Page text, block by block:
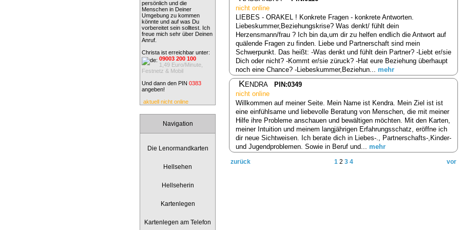
persönlich und die
Menschen in Deiner
Umgebung zu kommen
könnte und auf was Du
vorbereitet sein solltest. Ich
freue mich sehr über Deinen
Anruf.
Christa ist erreichbar unter:
09003 200 100
1,49 Euro/Minute,
Festnetz & Mobil
Und dann den PIN 0383
angeben!
aktuell nicht online
Navigation
Die Lenormandkarten
Hellsehen
Hellseherin
Kartenlegen
Kartenlegen am Telefon
nicht online
LIEBES - ORAKEL ! Konkrete Fragen - konkrete Antworten.
Liebeskummer,Beziehungskrise? Was denkt/ fühlt dein
Herzensmann/frau ? Ich bin da,um dir zu helfen endlich die Antwort auf
quälende Fragen zu finden. Liebe und Partnerschaft sind mein
Schwerpunkt. Das heißt: -Was denkt und fühlt dein Partner? -Liebt er/sie
Dich oder nicht? -Kommt er/sie züruck? -Hat eure Beziehung überhaupt
noch eine Chance? -Liebeskummer,Beziehun... mehr
Kendra
PIN:0349
nicht online
Willkommen auf meiner Seite. Mein Name ist Kendra. Mein Ziel ist ist
eine einfühlsame und liebevolle Beratung von Menschen, die mit meiner
Hilfe ihre Probleme anschauen und bewältigen möchten. Mit den Karten,
meiner Intuition und meinem langjährigen Erfahrungsschatz, eröffne ich
dir neue Sichtweisen. Ich berate dich in Liebes-., Partnerschafts-,Kinder-
und Jugendproblemen. Sowie in Beruf und... mehr
zurück 1 2 3 4 vor